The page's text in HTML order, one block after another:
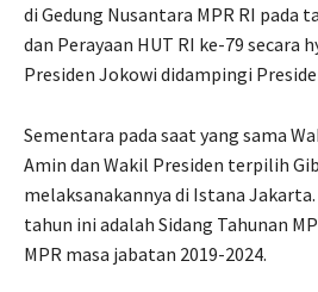
di Gedung Nusantara MPR RI pada
dan Perayaan HUT RI ke-79 secara
Presiden Jokowi didampingi
Sementara pada saat yang sama
Amin dan Wakil Presiden terpilih
melaksanakannya di Istana Jakarta.
tahun ini adalah Sidang Tahunan
MPR masa jabatan 2019-2024.